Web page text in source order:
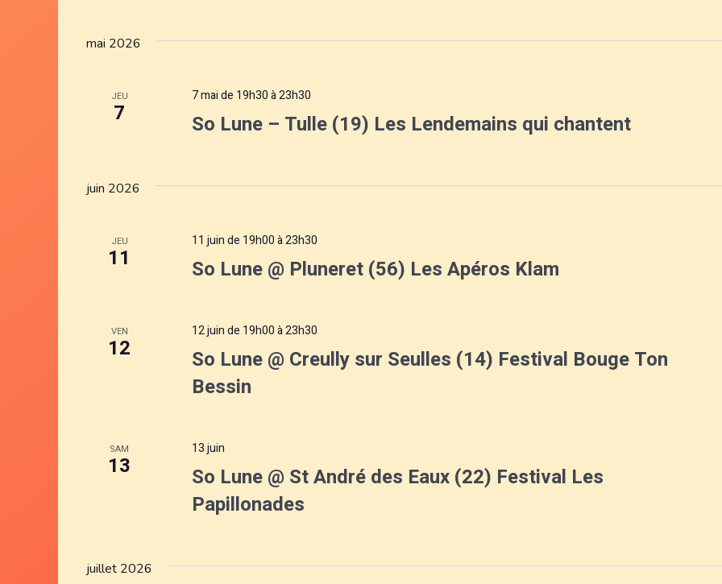
t
.
mai 2026
JEU
7 So Lune – Tulle (19) Les Lendemains qui chantent
7 mai de 19h30à23h30
juin 2026
JEU
11 So Lune @ Pluneret (56) Les Apéros Klam
11 juin de 19h00à23h30
VEN
12
So Lune @ Creully sur Seulles (14) Festival Bouge Ton
Bessin
12 juin de 19h00à23h30
SAM
13
So Lune @ St André des Eaux (22) Festival Les
Papillonades
13 juin
juillet 2026